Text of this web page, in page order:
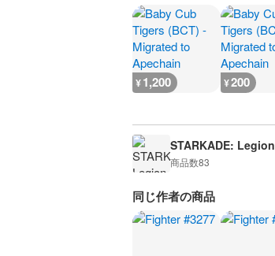
¥1,200 ¥200
STARKADE: Legion
商品数83
同じ作者の商品